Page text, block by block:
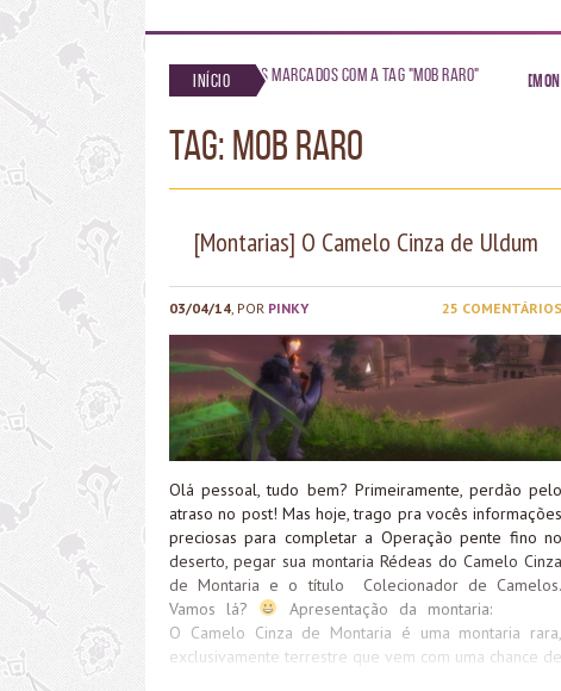
Início Posts marcados com a tag "mob raro"
TAG: mob raro
[Montarias] O Camelo Cinza de Uldum
03/04/14, POR PINKY 25 COMENTÁRIOS
Olá pessoal, tudo bem? Primeiramente, perdão pelo
atraso no post! Mas hoje, trago pra vocês informações
preciosas para completar a Operação pente fino no
deserto, pegar sua montaria Rédeas do Camelo Cinza
de Montaria e o título Colecionador de Camelos.
Vamos lá?
Apresentação da montaria:
O Camelo Cinza de Montaria é uma montaria rara,
exclusivamente terrestre que vem com uma chance de